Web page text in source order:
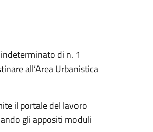
di n. 1
all’Area Urbanistica
il portale del lavoro
gli appositi moduli